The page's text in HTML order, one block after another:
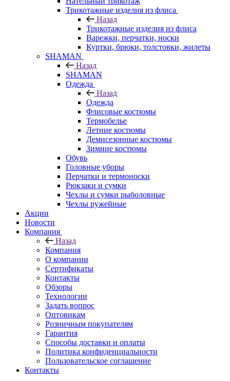
Трикотажные изделия из флиса
Назад
Трикотажные изделия из флиса
Варежки, перчатки, носки
Куртки, брюки, толстовки, жилеты
SHAMAN
Назад
SHAMAN
Одежда
Назад
Одежда
Флисовые костюмы
Термобелье
Летние костюмы
Демисезонные костюмы
Зимние костюмы
Обувь
Головные уборы
Перчатки и термоноски
Рюкзаки и сумки
Чехлы и сумки рыболовные
Чехлы ружейные
Акции
Новости
Компания
Назад
Компания
О компании
Сертификаты
Контакты
Обзоры
Технологии
Задать вопрос
Оптовикам
Розничным покупателям
Гарантия
Способы доставки и оплаты
Политика конфиденциальности
Пользовательское соглашение
Контакты